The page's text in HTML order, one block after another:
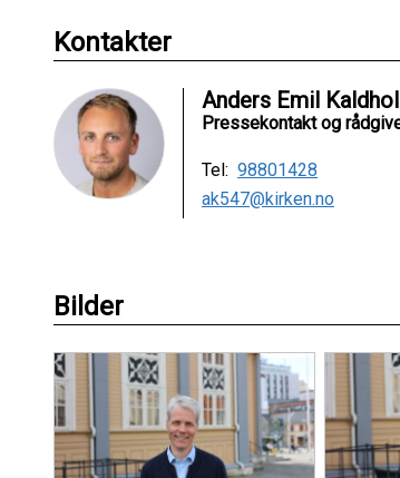
Kontakter
Anders Emil Kaldhol
Pressekontakt og
Tel: 98801428
ak547@kirken.no
Bilder